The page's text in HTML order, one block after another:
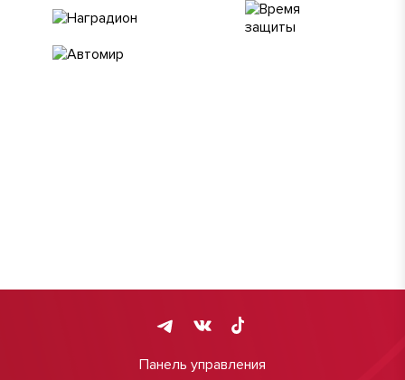
Панель управления